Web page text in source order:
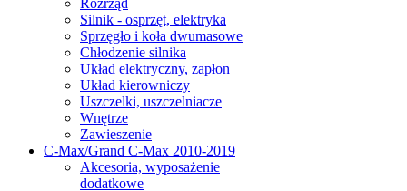
Rozrząd
Silnik - osprzęt, elektryka
Sprzęgło i koła dwumasowe
Chłodzenie silnika
Układ elektryczny, zapłon
Układ kierowniczy
Uszczelki, uszczelniacze
Wnętrze
Zawieszenie
C-Max/Grand C-Max 2010-2019
Akcesoria, wyposażenie
dodatkowe